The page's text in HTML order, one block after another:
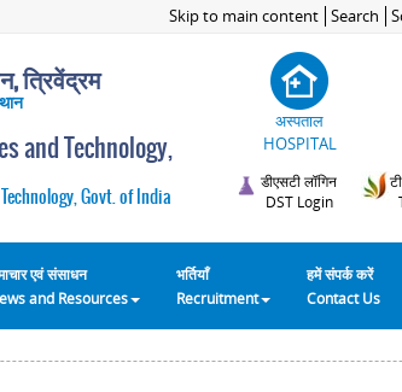
Skip to main content Search
त्रिवेंद्रम
and Technology,
Govt. of India
अस्पताल
HOSPITAL
डीएसटी लॉगिन
DST Login
एवं संसाधन
and Resources
भर्तियाँ
Recruitment
हमें संपर्क करें
Contact Us